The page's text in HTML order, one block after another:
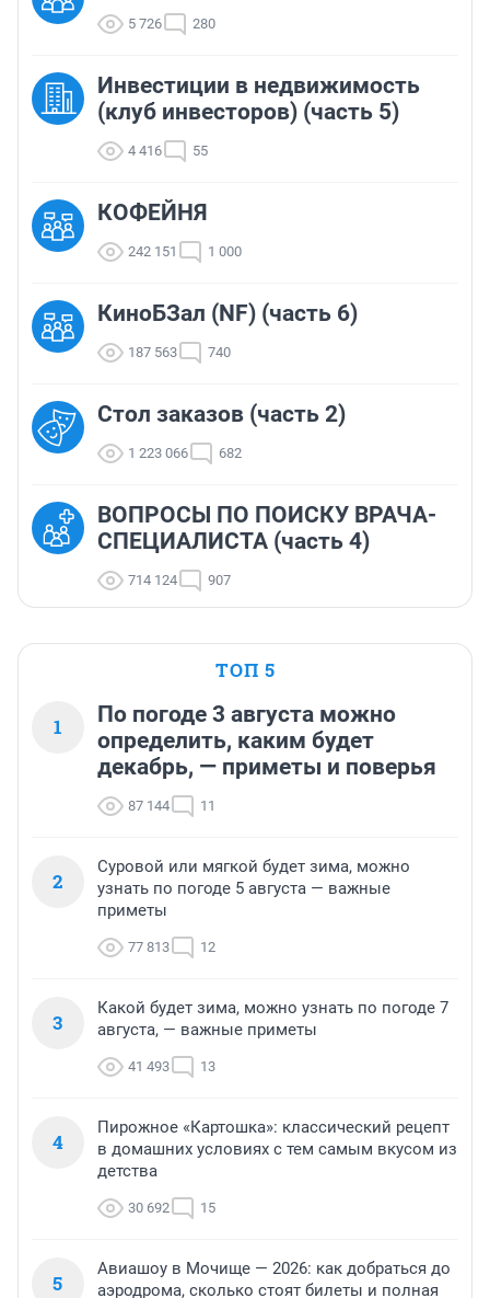
5 726 280
Инвестиции в недвижимость
(клуб инвесторов) (часть 5)
4 416 55
КОФЕЙНЯ
242 151 1 000
КиноБЗал (NF) (часть 6)
187 563 740
Стол заказов (часть 2)
1 223 066 682
ВОПРОСЫ ПО ПОИСКУ ВРАЧА-
СПЕЦИАЛИСТА (часть 4)
714 124 907
ТОП 5
1
По погоде 3 августа можно
определить, каким будет
декабрь, — приметы и поверья
87 144 11
2
Суровой или мягкой будет зима, можно
узнать по погоде 5 августа — важные
приметы
77 813 12
3
Какой будет зима, можно узнать по погоде 7
августа, — важные приметы
41 493 13
4
Пирожное «Картошка»: классический рецепт
в домашних условиях с тем самым вкусом из
детства
30 692 15
5
Авиашоу в Мочище — 2026: как добраться до
аэродрома, сколько стоят билеты и полная